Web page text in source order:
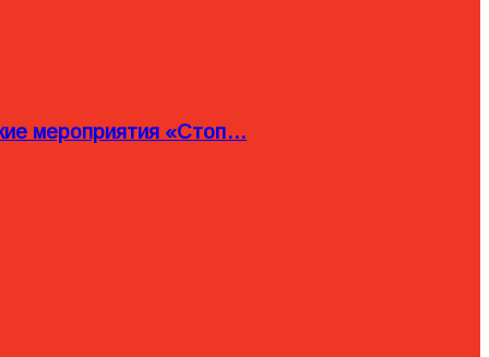
мероприятия «Стоп…